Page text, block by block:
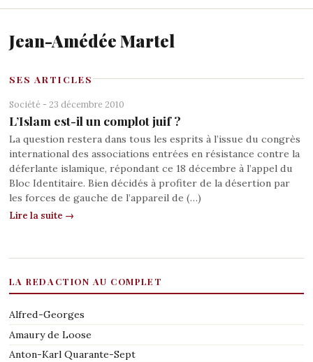
Jean-Amédée Martel
SES ARTICLES
Société - 23 décembre 2010
L’Islam est-il un complot juif ?
La question restera dans tous les esprits à l’issue du congrès
international des associations entrées en résistance contre la
déferlante islamique, répondant ce 18 décembre à l’appel du
Bloc Identitaire. Bien décidés à profiter de la désertion par
les forces de gauche de l’appareil de (…)
Lire la suite →
LA REDACTION AU COMPLET
Alfred-Georges
Amaury de Loose
Anton-Karl Quarante-Sept